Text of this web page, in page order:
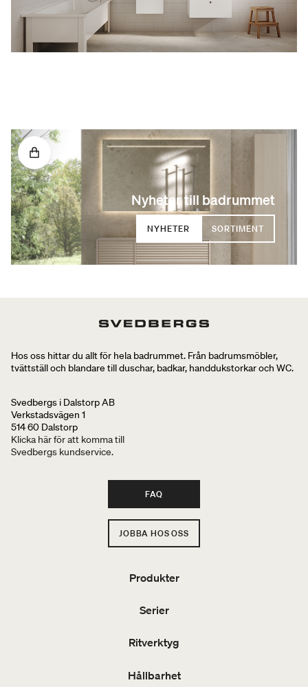
Nyheter till badrummet
NYHETER SORTIMENT
Hos oss hittar du allt för hela badrummet. Från badrumsmöbler,
tvättställ och blandare till duschar, badkar, handdukstorkar och WC.
Svedbergs i Dalstorp AB
Verkstadsvägen 1
514 60 Dalstorp
Klicka här för att komma till
Svedbergs kundservice.
FAQ
JOBBA HOS OSS
Produkter
Serier
Ritverktyg
Hållbarhet